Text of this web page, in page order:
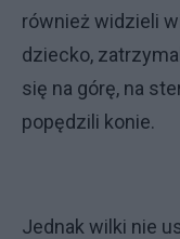
również widzieli
dziecko,
się na górę, na
popędzili konie.
Jednak wilki nie